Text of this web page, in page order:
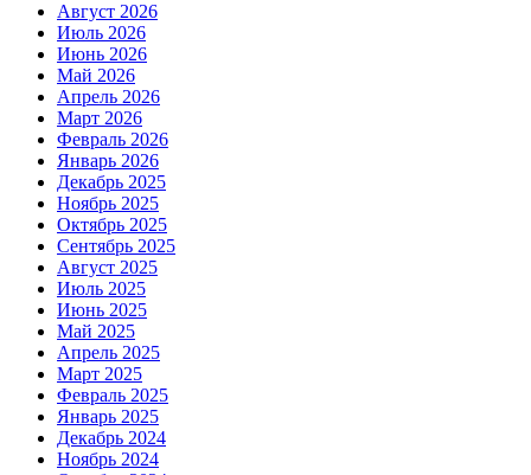
Август 2026
Июль 2026
Июнь 2026
Май 2026
Апрель 2026
Март 2026
Февраль 2026
Январь 2026
Декабрь 2025
Ноябрь 2025
Октябрь 2025
Сентябрь 2025
Август 2025
Июль 2025
Июнь 2025
Май 2025
Апрель 2025
Март 2025
Февраль 2025
Январь 2025
Декабрь 2024
Ноябрь 2024